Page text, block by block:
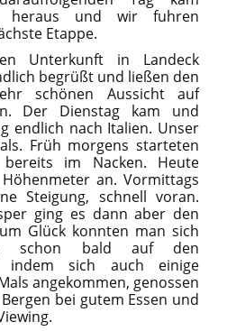
heraus und wir fuhren
Etappe.
Unterkunft in Landeck
begrüßt und ließen den
schönen Aussicht auf
Der Dienstag kam und
endlich nach Italien. Unser
Früh morgens starteten
im Nacken. Heute
an. Vormittags
Steigung, schnell voran.
ging es dann aber den
Glück konnten man sich
schon bald auf den
indem sich auch einige
angekommen, genossen
bei gutem Essen und